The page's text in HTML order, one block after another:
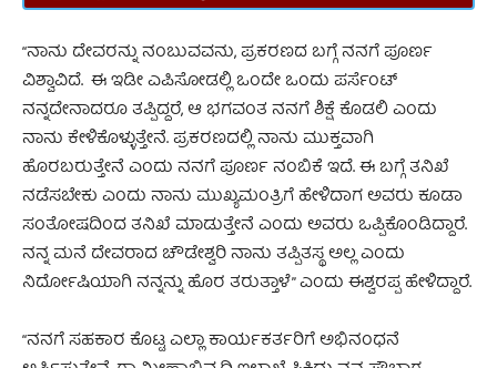
“ನಾನು ದೇವರನ್ನು ನಂಬುವವನು, ಪ್ರಕರಣದ ಬಗ್ಗೆ ನನಗೆ ಪೂರ್ಣ
ವಿಶ್ವಾವಿದೆ. ಈ ಇಡೀ ಎಪಿಸೋಡಲ್ಲಿ ಒಂದೇ ಒಂದು ಪರ್ಸೆಂಟ್
ನನ್ನದೇನಾದರೂ ತಪ್ಪಿದ್ದರೆ, ಆ ಭಗವಂತ ನನಗೆ ಶಿಕ್ಷೆ ಕೊಡಲಿ ಎಂದು
ನಾನು ಕೇಳಿಕೊಳ್ಳುತ್ತೇನೆ. ಪ್ರಕರಣದಲ್ಲಿ ನಾನು ಮುಕ್ತವಾಗಿ
ಹೊರಬರುತ್ತೇನೆ ಎಂದು ನನಗೆ ಪೂರ್ಣ ನಂಬಿಕೆ ಇದೆ. ಈ ಬಗ್ಗೆ ತನಿಖೆ
ನಡೆಸಬೇಕು ಎಂದು ನಾನು ಮುಖ್ಯಮಂತ್ರಿಗೆ ಹೇಳಿದಾಗ ಅವರು ಕೂಡಾ
ಸಂತೋಷದಿಂದ ತನಿಖೆ ಮಾಡುತ್ತೇನೆ ಎಂದು ಅವರು ಒಪ್ಪಿಕೊಂಡಿದ್ದಾರೆ.
ನನ್ನ ಮನೆ ದೇವರಾದ ಚೌಡೇಶ್ವರಿ ನಾನು ತಪ್ಪಿತಸ್ಥ ಅಲ್ಲ ಎಂದು
ನಿರ್ದೋಷಿಯಾಗಿ ನನ್ನನ್ನು ಹೊರ ತರುತ್ತಾಳೆ” ಎಂದು ಈಶ್ವರಪ್ಪ ಹೇಳಿದ್ದಾರೆ.
“ನನಗೆ ಸಹಕಾರ ಕೊಟ್ಟ ಎಲ್ಲಾ ಕಾರ್ಯಕರ್ತರಿಗೆ ಅಭಿನಂಧನೆ